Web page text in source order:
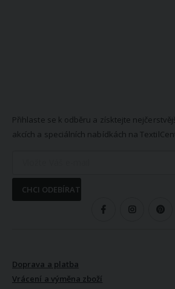
Přihlaste se k odběru a získtejte
akcích a speciálních nabídkách na
CHCI ODEBÍRAT
Doprava a platba
Vrácení a výměna zboží